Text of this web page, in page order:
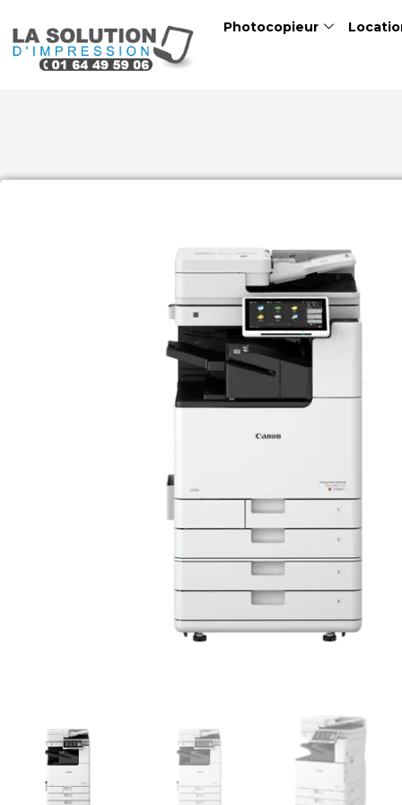
to
content
Photocopieur